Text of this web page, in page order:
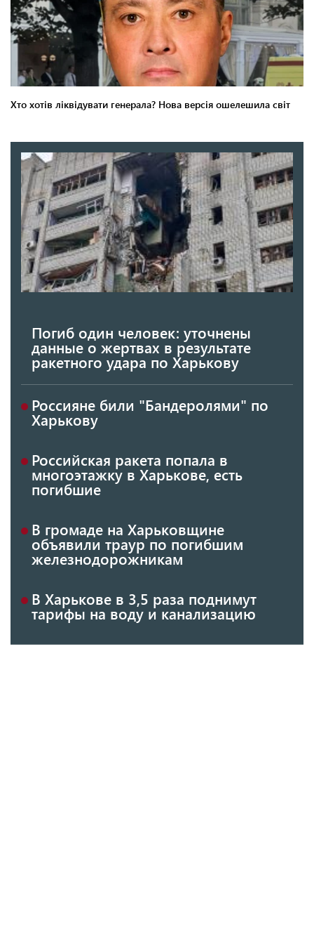
Погиб один человек: уточнены
данные о жертвах в результате
ракетного удара по Харькову
Россияне били "Бандеролями" по
Харькову
Российская ракета попала в
многоэтажку в Харькове, есть
погибшие
В громаде на Харьковщине
объявили траур по погибшим
железнодорожникам
В Харькове в 3,5 раза поднимут
тарифы на воду и канализацию